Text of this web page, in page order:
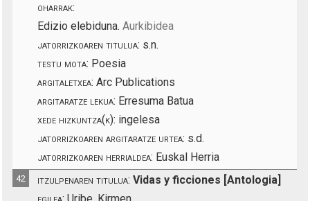
oharrak:
Edizio elebiduna.Aurkibidea
jatorrizkoaren titulua: s.n.
testu mota: Poesia
argitaletxea: Arc Publications
argitaratze lekua: Erresuma Batua
xede hizkuntza(k): ingelesa
jatorrizkoaren argitaratze urtea: s.d.
jatorrizkoaren herrialdea: Euskal Herria
42 itzulpenaren titulua: Vidas y ficciones [Antologia]